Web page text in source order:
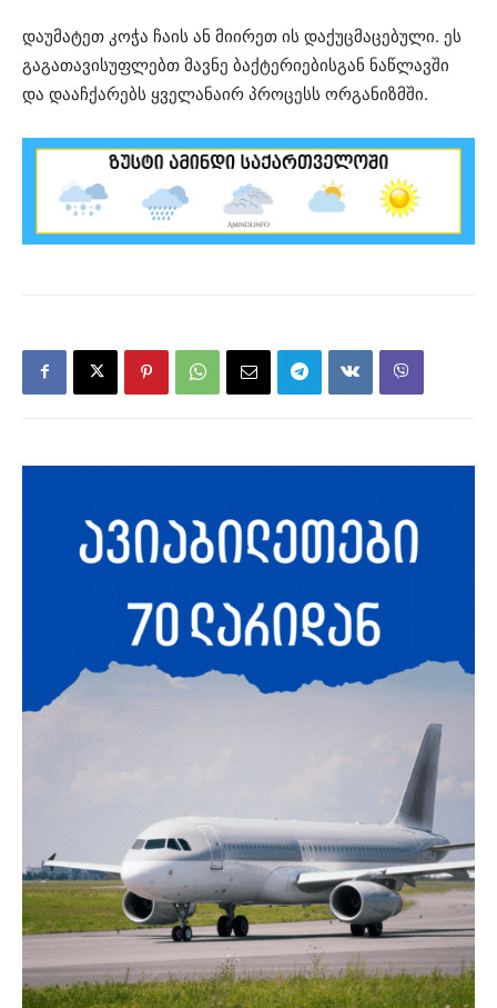
დაუმატეთ კოჭა ჩაის ან მიირეთ ის დაქუცმაცებული. ეს
გაგათავისუფლებთ მავნე ბაქტერიებისგან ნაწლავში
და დააჩქარებს ყველანაირ პროცესს ორგანიზმში.